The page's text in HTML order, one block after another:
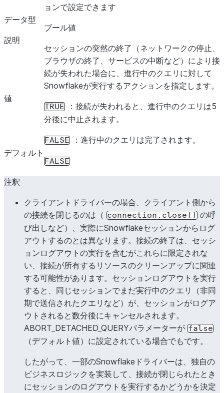
ENABLE_UNREDACTED_QUERY_SYNTAX_ERROR
ENABLE_UNREDACTED_SECURE_OBJECT_ERROR
EVENT_TABLE
EXTERNAL_VOLUME
ICEBERG_VERSION
ョンで設定できます
データ型
ブール値
説明
セッションの突然の終了（ネットワークの停止、
ブラウザの終了、サービスの中断など）により接
続が失われた場合に、進行中のクエリに対して
Snowflakeが実行するアクションを指定します。
値
TRUE
：接続が失われると、進行中のクエリは5
分後に中止されます。
FALSE
：進行中のクエリは完了されます。
デフォルト
FALSE
注釈
クライアントドライバーの場合、クライアント側から
の接続を閉じるのは（ connection.close() の呼
び出しなど）、実際にSnowflakeセッションからログ
アウトするのとは異なります。接続の終了は、セッシ
ョンログアウトの実行を含むがこれらに限定されな
い、接続が所有するリソースのクリーンアップに関連
する可能性があります。セッションログアウトを実行
すると、同じセッションでまだ実行中のクエリ（非同
期で送信されたクエリなど）が、セッションがログア
ウトされると数分後にキャンセルされます。
ABORT_DETACHED_QUERYパラメーターが false
（デフォルト値）に設定されている場合でもです。
したがって、一部のSnowflakeドライバーは、独自の
ビジネスロジックを実装して、接続が閉じられたとき
にセッションのログアウトを実行するかどうかを決定